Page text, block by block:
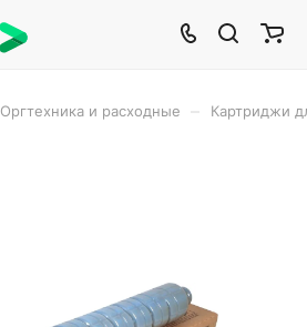
Оргтехника и расходные Картриджи